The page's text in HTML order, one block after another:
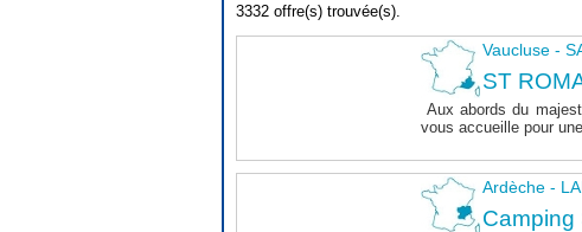
3332 offre(s) trouvée(s).
Vaucluse -
ST
Aux abords du
vous accueille pour
Ardèche -
Camping